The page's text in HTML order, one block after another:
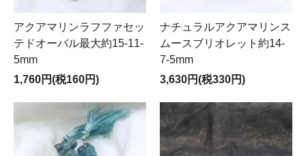
アクアマリンラフファセッ
テドオーバル最大約15-11-
5mm
1,760円(税160円)
ナチュラルアクアマリンス
ムースブリオレット約14-
7-5mm
3,630円(税330円)